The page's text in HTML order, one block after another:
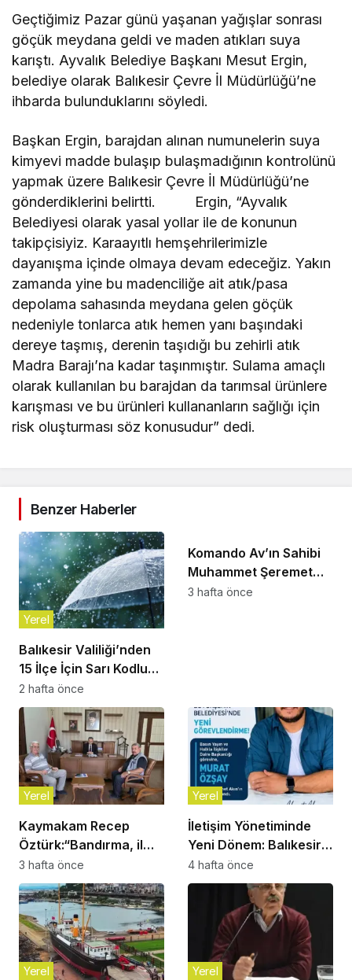
Geçtiğimiz Pazar günü yaşanan yağışlar sonrası
göçük meydana geldi ve maden atıkları suya
karıştı. Ayvalık Belediye Başkanı Mesut Ergin,
belediye olarak Balıkesir Çevre İl Müdürlüğü’ne
ihbarda bulunduklarını söyledi.
Başkan Ergin, barajdan alınan numunelerin suya
kimyevi madde bulaşıp bulaşmadığının kontrolünü
yapmak üzere Balıkesir Çevre İl Müdürlüğü’ne
gönderdiklerini belirtti. Ergin, “Ayvalık
Belediyesi olarak yasal yollar ile de konunun
takipçisiyiz. Karaayıtlı hemşehrilerimizle
dayanışma içinde olmaya devam edeceğiz. Yakın
zamanda yine bu madenciliğe ait atık/pasa
depolama sahasında meydana gelen göçük
nedeniyle tonlarca atık hemen yanı başındaki
dereye taşmış, derenin taşıdığı bu zehirli atık
Madra Barajı’na kadar taşınmıştır. Sulama amaçlı
olarak kullanılan bu barajdan da tarımsal ürünlere
karışması ve bu ürünleri kullananların sağlığı için
risk oluşturması söz konusudur” dedi.
Benzer Haberler
Balıkesir Valiliği’nden
15 İlçe İçin Sarı Kodlu
Gök Gürültülü Sağanak
Uyarısı!
Yerel
2 hafta önce
Komando Av’ın Sahibi
Muhammet Şeremet
Son Yolculuğuna
3 hafta önce
Kaymakam Recep
Öztürk:“Bandırma, il
olmayı çoktan hak
eden bir ilçe”
Yerel
3 hafta önce
İletişim Yönetiminde
Yeni Dönem: Balıkesir
Büyükşehir
Belediyesi’nde Murat
Özşay Göreve Başladı
Yerel
4 hafta önce
Yerel Yerel